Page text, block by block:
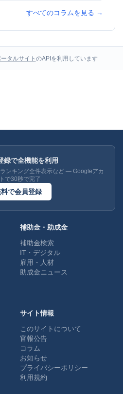
すべてのコラムを見る →
タルサイト のAPIを利用しています
録で全機能を利用
ンキング全件表示など — Googleアカ
で30秒で完了
で会員登録
補助金・助成金
補助金検索
IT・デジタル
雇用・人材
助成金ニュース
サイト情報
このサイトについて
官報公告
コラム
お知らせ
プライバシーポリシー
利用規約